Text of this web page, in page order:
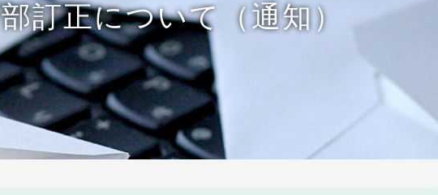
訂正について（通知）